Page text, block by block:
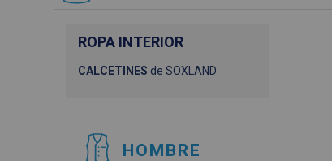
ROPA INTERIOR
CALCETINES de SOXLAND
HOMBRE